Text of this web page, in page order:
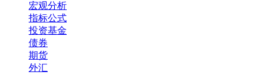
宏观分析
指标公式
投资基金
债券
期货
外汇